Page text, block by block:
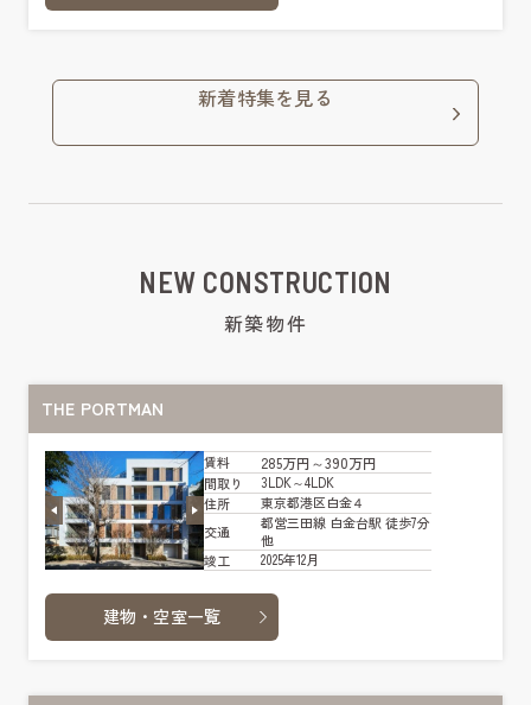
新着特集を見る
NEW CONSTRUCTION
新築物件
THE PORTMAN
賃料 285万円～390万円
間取り
3LDK～4LDK
住所
東京都港区白金４
交通
都営三田線 白金台駅 徒歩7分
他
竣工
2025年12月
建物・空室一覧